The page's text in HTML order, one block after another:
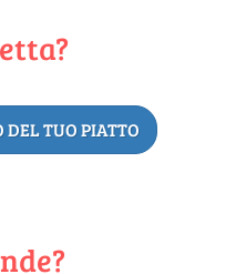
DEL TUO PIATTO